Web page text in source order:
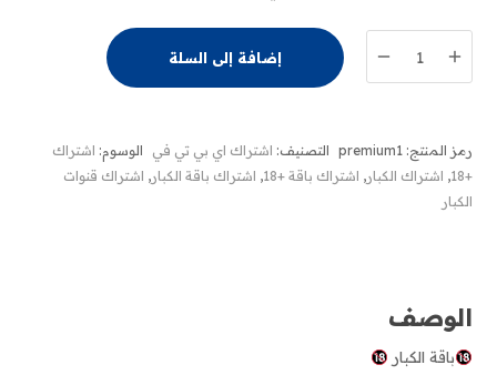
اشتراك
إضافة إلى السلة
رمز المنتج: premium1 التصنيف: اشتراك اي بي تي في الوسوم: اشتراك
+18
, اشتراك الكبار, اشتراك باقة +18 , اشتراك باقة الكبار, اشتراك قنوات
الكبار
الوصف
باقة الكبار